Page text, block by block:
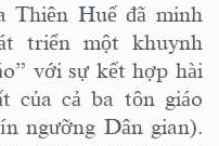
Thiên Huế đã minh
triển một khuynh
với sự kết hợp hài
của cả ba tôn giáo
ngưỡng Dân gian).